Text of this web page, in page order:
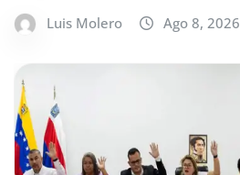
Luis Molero Ago 8, 2026